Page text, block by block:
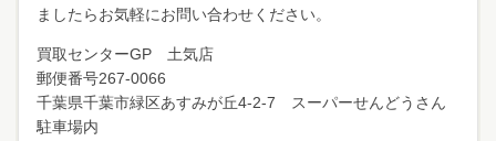
ましたらお気軽にお問い合わせください。
買取センターGP 土気店
郵便番号267-0066
千葉県千葉市緑区あすみが丘4-2-7 スーパーせんどうさん
駐車場内